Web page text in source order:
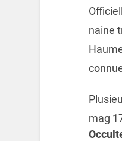
naine
mag